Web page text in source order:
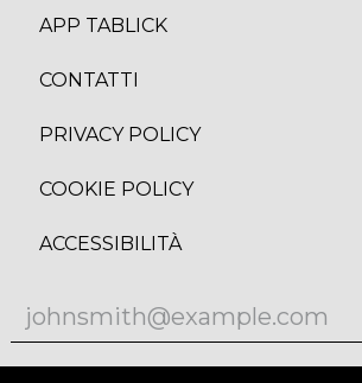
APP TABLICK
CONTATTI
PRIVACY POLICY
COOKIE POLICY
ACCESSIBILITÀ